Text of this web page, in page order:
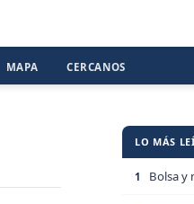
MAPA CERCANOS
LO MÁS
1 Bolsa y